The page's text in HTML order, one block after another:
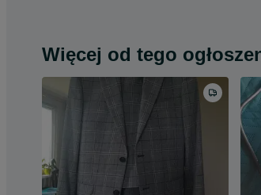
Więcej od tego